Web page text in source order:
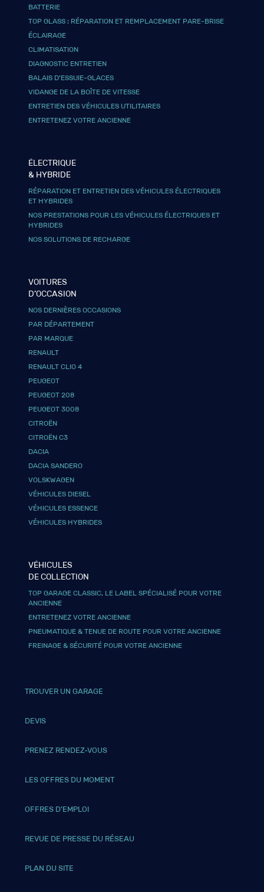
BATTERIE
TOP GLASS : RÉPARATION ET REMPLACEMENT PARE-BRISE
ÉCLAIRAGE
CLIMATISATION
DIAGNOSTIC ENTRETIEN
BALAIS D’ESSUIE-GLACES
VIDANGE DE LA BOÎTE DE VITESSE
ENTRETIEN DES VÉHICULES UTILITAIRES
ENTRETENEZ VOTRE ANCIENNE
ÉLECTRIQUE
& HYBRIDE
RÉPARATION ET ENTRETIEN DES VÉHICULES ÉLECTRIQUES
ET HYBRIDES
NOS PRESTATIONS POUR LES VÉHICULES ÉLECTRIQUES ET
HYBRIDES
NOS SOLUTIONS DE RECHARGE
VOITURES
D’OCCASION
NOS DERNIÈRES OCCASIONS
PAR DÉPARTEMENT
PAR MARQUE
RENAULT
RENAULT CLIO 4
PEUGEOT
PEUGEOT 208
PEUGEOT 3008
CITROËN
CITROËN C3
DACIA
DACIA SANDERO
VOLSKWAGEN
VÉHICULES DIESEL
VÉHICULES ESSENCE
VÉHICULES HYBRIDES
VÉHICULES
DE COLLECTION
TOP GARAGE CLASSIC, LE LABEL SPÉCIALISÉ POUR VOTRE
ANCIENNE
ENTRETENEZ VOTRE ANCIENNE
PNEUMATIQUE & TENUE DE ROUTE POUR VOTRE ANCIENNE
FREINAGE & SÉCURITÉ POUR VOTRE ANCIENNE
TROUVER UN GARAGE
DEVIS
PRENEZ RENDEZ-VOUS
LES OFFRES DU MOMENT
OFFRES D’EMPLOI
REVUE DE PRESSE DU RÉSEAU
PLAN DU SITE